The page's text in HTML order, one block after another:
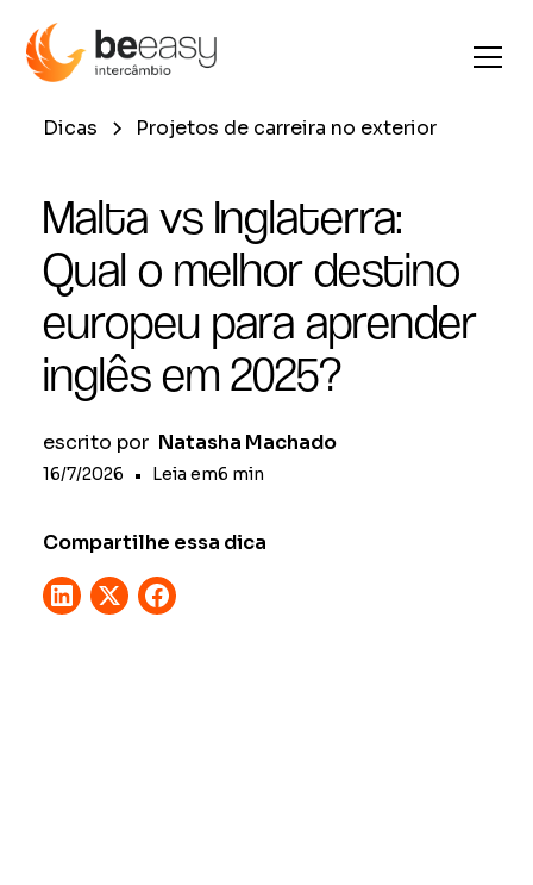
Dicas Projetos de carreira no exterior
Malta vs Inglaterra:
Qual o melhor destino
europeu para aprender
inglês em 2025?
escrito por Natasha Machado
16/7/2026 • Leia em6 min
Compartilhe essa dica